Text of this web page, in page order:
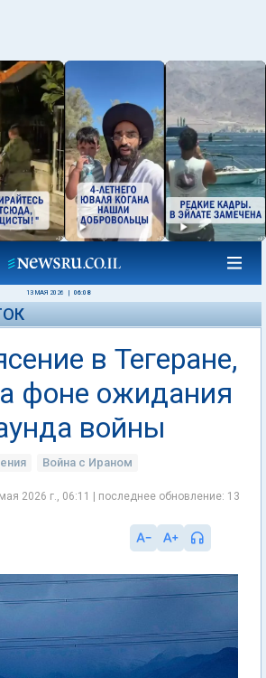
13 МАЯ 2026 06:08
в Тегеране,
фоне ожидания
войны
Война с Ираном
2026 г., 06:11 | последнее обновление: 13